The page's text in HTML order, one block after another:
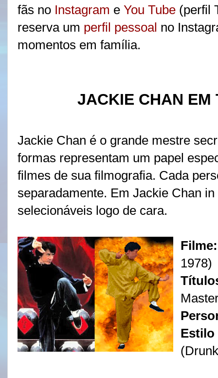
fãs no Instagram e You Tube (perfil
reserva um perfil pessoal no
momentos em família.
JACKIE CHAN EM
Jackie Chan é o grande mestre
formas representam um papel
filmes de sua filmografia. Cada
separadamente. Em Jackie Chan
selecionáveis logo de cara.
1978)
Estilo